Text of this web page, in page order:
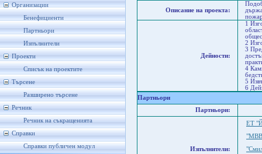
Организации
Бенефициенти
Партньори
Изпълнители
Проекти
Списък на проектите
Търсене
Разширено търсене
Речник
Речник на съкращенията
Справки
Справки публичен модул
Описание на проекта:
Дейности:
1
2
3
4
5
6
Партньори
Партньори:
Изпълнители:
ЕТ